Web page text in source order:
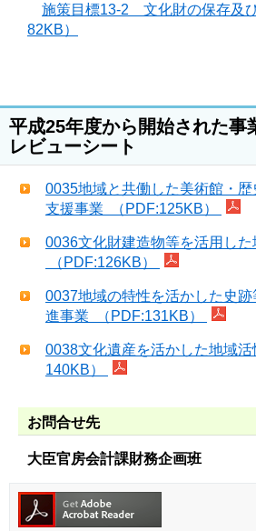
施策目標13-2 文化財の保存及
82KB）
平成25年度から開始された事
レビューシート
0035地域と共働した美術館・
支援事業 （PDF:125KB）
0036文化財建造物等を活用し
（PDF:126KB）
0037地域の特性を活かした史
進事業 （PDF:131KB）
0038文化遺産を活かした地域
140KB）
お問合せ先
大臣官房会計課財務企画班